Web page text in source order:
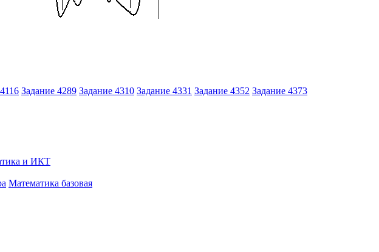
Задание 4289 Задание 4310 Задание 4331 Задание 4352 Задание 4373
и ИКТ
Математика базовая